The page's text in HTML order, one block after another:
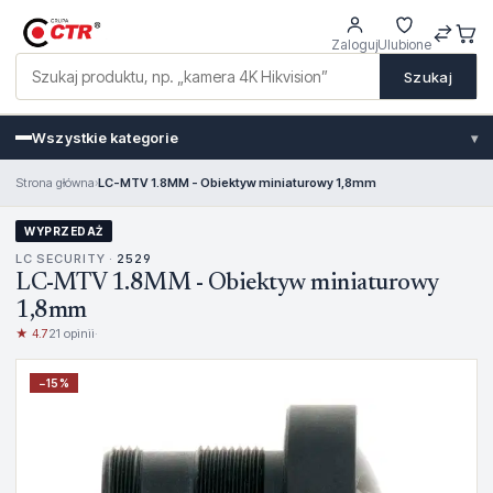
Szukaj
ZalogujUlubione
Wszystkie kategorie ▾
Strona główna›LC-MTV 1.8MM - Obiektyw miniaturowy 1,8mm
WYPRZEDAŻ
LC SECURITY · 2529
LC-MTV 1.8MM - Obiektyw miniaturowy
1,8mm
★ 4.721 opinii·
−15%